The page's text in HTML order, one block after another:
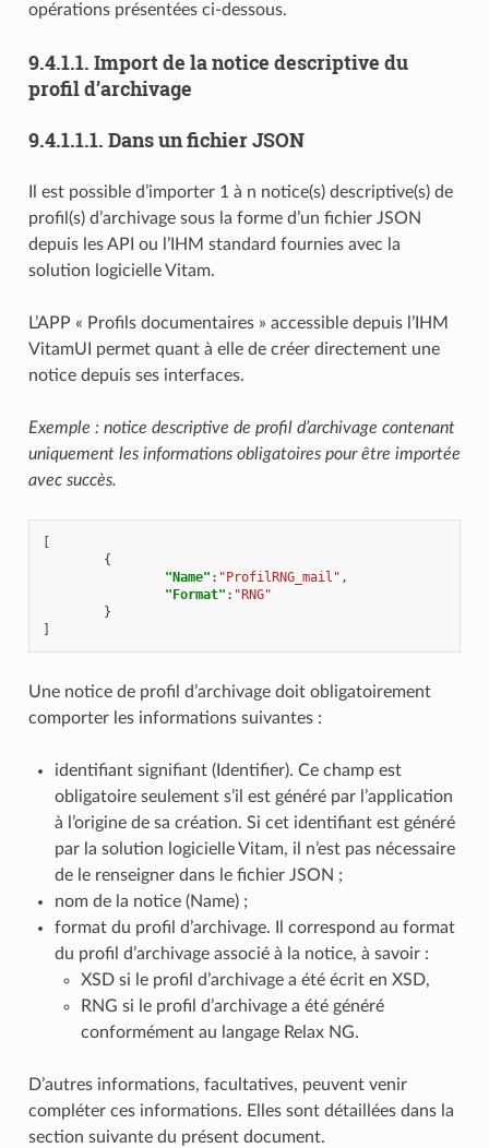
opérations présentées ci-dessous.
9.4.1.1. Import de la notice descriptive du
profil d’archivage
9.4.1.1.1. Dans un fichier JSON
Il est possible d’importer 1 à n notice(s) descriptive(s) de
profil(s) d’archivage sous la forme d’un fichier JSON
depuis les API ou l’IHM standard fournies avec la
solution logicielle Vitam.
L’APP « Profils documentaires » accessible depuis l’IHM
VitamUI permet quant à elle de créer directement une
notice depuis ses interfaces.
Exemple : notice descriptive de profil d’archivage contenant
uniquement les informations obligatoires pour être importée
avec succès.
{
"Name" : "ProfilRNG_mail" ,
"Format" : "RNG"
}
Une notice de profil d’archivage doit obligatoirement
comporter les informations suivantes :
identifiant signifiant (Identifier). Ce champ est
obligatoire seulement s’il est généré par l’application
à l’origine de sa création. Si cet identifiant est généré
par la solution logicielle Vitam, il n’est pas nécessaire
de le renseigner dans le fichier JSON ;
nom de la notice (Name) ;
format du profil d’archivage. Il correspond au format
du profil d’archivage associé à la notice, à savoir :
XSD si le profil d’archivage a été écrit en XSD,
RNG si le profil d’archivage a été généré
conformément au langage Relax NG.
D’autres informations, facultatives, peuvent venir
compléter ces informations. Elles sont détaillées dans la
section suivante du présent document.